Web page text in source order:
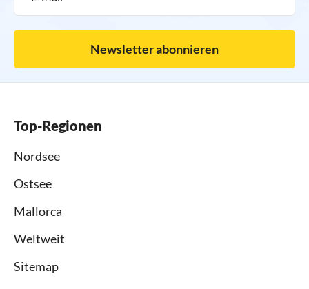
Newsletter abonnieren
Top-Regionen
Nordsee
Ostsee
Mallorca
Weltweit
Sitemap